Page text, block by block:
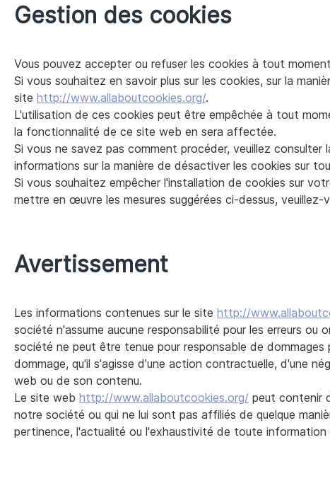
Gestion des cookies
Vous pouvez accepter ou refuser les cookies à tout
Si vous souhaitez en savoir plus sur les cookies, sur la
site http://www.allaboutcookies.org/.
L'utilisation de ces cookies peut être empêchée à tout
la fonctionnalité de ce site web en sera affectée.
Si vous ne savez pas comment procéder, veuillez
informations sur la manière de désactiver les cookies sur
Si vous souhaitez empêcher l'installation de cookies sur
mettre en œuvre les mesures suggérées ci-dessus,
Avertissement
Les informations contenues sur le site http://
société n'assume aucune responsabilité pour les erreurs
société ne peut être tenue pour responsable de
dommage, qu'il s'agisse d'une action contractuelle, d'une
web ou de son contenu.
Le site web http://www.allaboutcookies.org/ peut contenir
notre société ou qui ne lui sont pas affiliés de quelque
pertinence, l'actualité ou l'exhaustivité de toute